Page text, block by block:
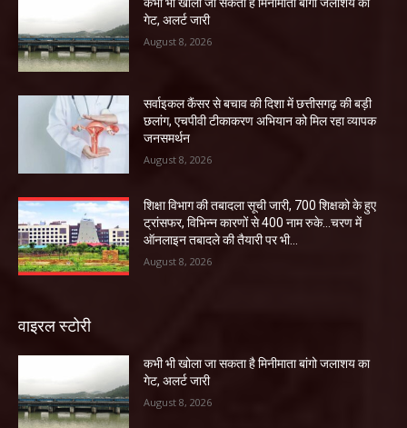
गेट, अलर्ट जारी
August 8, 2026
सर्वाइकल कैंसर से बचाव की दिशा में छत्तीसगढ़ की बड़ी
छलांग, एचपीवी टीकाकरण अभियान को मिल रहा व्यापक
जनसमर्थन
August 8, 2026
शिक्षा विभाग की तबादला सूची जारी, 700 शिक्षको के हुए
ट्रांसफर, विभिन्न कारणों से 400 नाम रुके…चरण में
ऑनलाइन तबादले की तैयारी पर भी...
August 8, 2026
वाइरल स्टोरी
कभी भी खोला जा सकता है मिनीमाता बांगो जलाशय का
गेट, अलर्ट जारी
August 8, 2026